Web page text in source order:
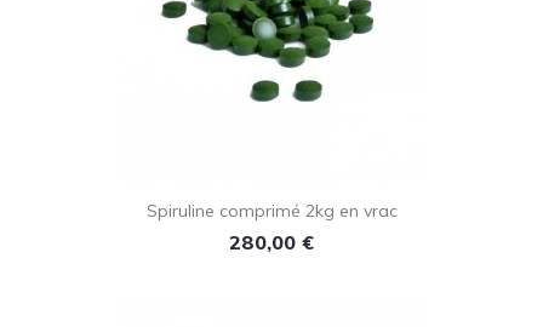
Spiruline comprimé 2kg en vrac
Prix
280,00 €